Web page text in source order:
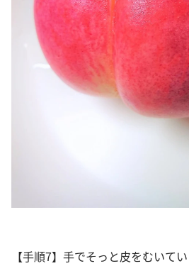
【手順7】手でそっと皮をむいて